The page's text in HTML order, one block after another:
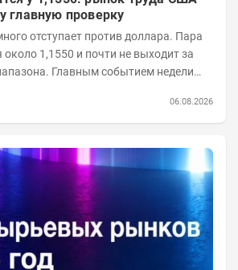
главную проверку
отступает против доллара. Пара
около 1,1550 и почти не выходит за
недели
06.08.2026